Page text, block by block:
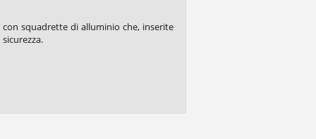
squadrette di alluminio che, inserite